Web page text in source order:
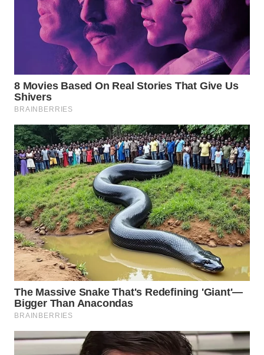
TIMUR
WN
SEMARANG
WN
SOLO
WN
BOROBUDUR
WN
MADURA
WN
SURABAYA
WN
NATUNA
WN
BINTAN
WN